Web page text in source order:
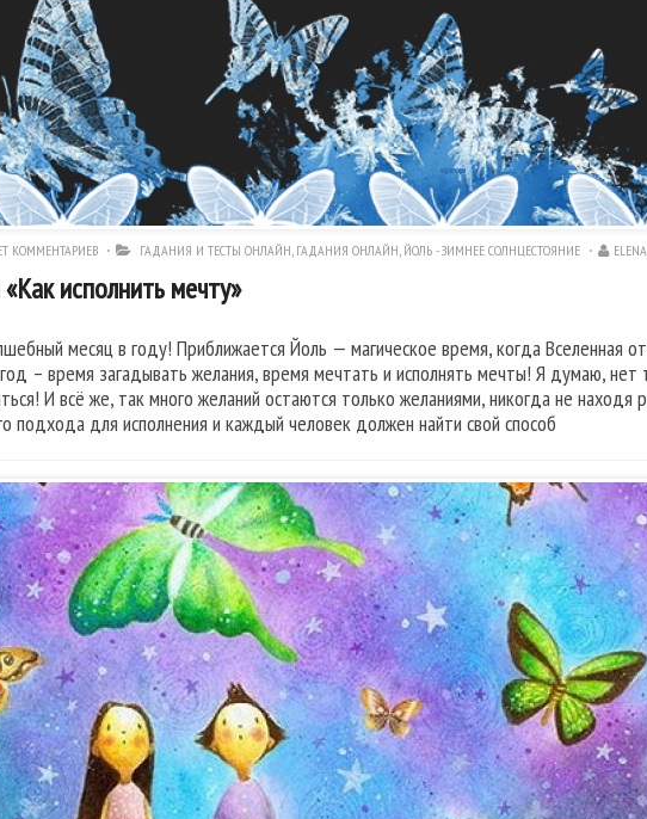
КОММЕНТАРИЕВ ГАДАНИЯ И ТЕСТЫ ОНЛАЙН, ГАДАНИЯ ОНЛАЙН, ЙОЛЬ - ЗИМНЕЕ СОЛНЦЕСТОЯНИЕ
исполнить мечту»
месяц в году! Приближается Йоль — магическое время, когда Вселенная
– время загадывать желания, время мечтать и исполнять мечты! Я думаю, нет
И всё же, так много желаний остаются только желаниями, никогда не находя
подхода для исполнения и каждый человек должен найти свой способ